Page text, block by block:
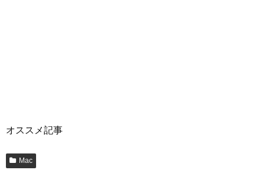
オススメ記事
Mac